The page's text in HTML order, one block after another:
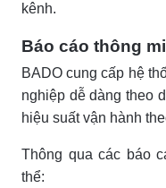
kênh.
Báo cáo thông
BADO cung cấp hệ
nghiệp dễ dàng theo
hiệu suất vận hành
Thông qua các báo
thể: